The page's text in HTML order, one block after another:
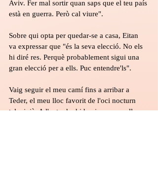
Aviv. Fer mal sortir quan saps que el teu país
està en guerra. Però cal viure".
Sobre qui opta per quedar-se a casa, Eitan
va expressar que "és la seva elecció. No els
hi diré res. Perquè probablement sigui una
gran elecció per a ells. Puc entendre'ls".
Vaig seguir el meu camí fins a arribar a
Teder, el meu lloc favorit de l'oci nocturn
telavivià. A l'entrada, hi havia una parella